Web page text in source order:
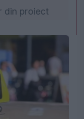
din proiect